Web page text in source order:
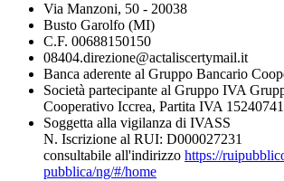
Via Manzoni, 50 - 20038
Busto Garolfo (MI)
C.F. 00688150150
08404.direzione@actaliscertymail.it
Banca aderente al Gruppo Bancario
Società partecipante al Gruppo IVA
Cooperativo Iccrea, Partita IVA
Soggetta alla vigilanza di IVASS
N. Iscrizione al RUI: D000027231
consultabile all'indirizzo https://
pubblica/ng/#/home